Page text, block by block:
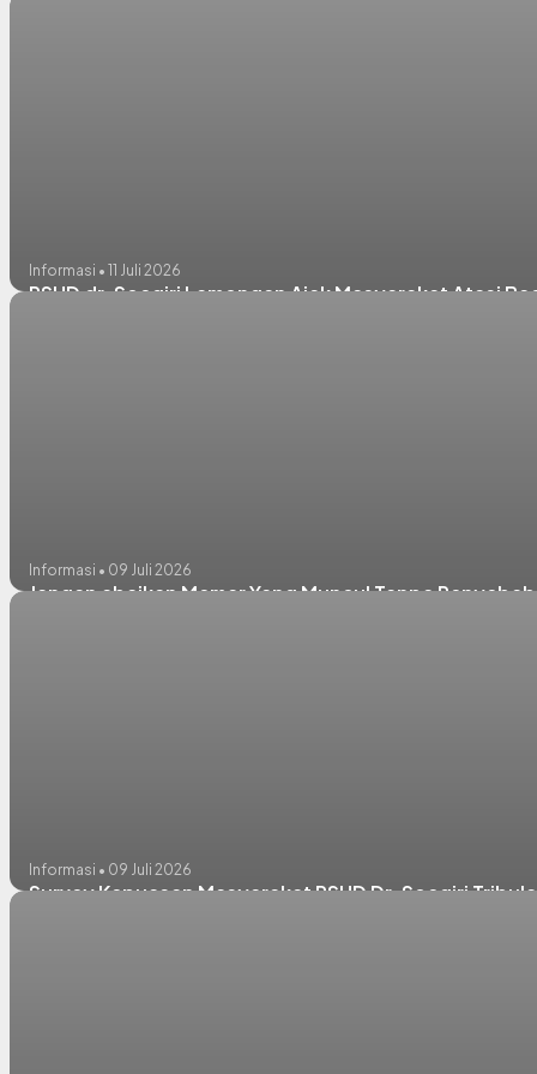
Informasi • 11 Juli 2026
RSUD dr. Soegiri Lamongan Ajak Masyarakat Atasi
Informasi • 09 Juli 2026
Jangan abaikan Memar Yang Muncul Tanpa
Informasi • 09 Juli 2026
Survey Kepuasan Masyarakat RSUD Dr. Soegiri